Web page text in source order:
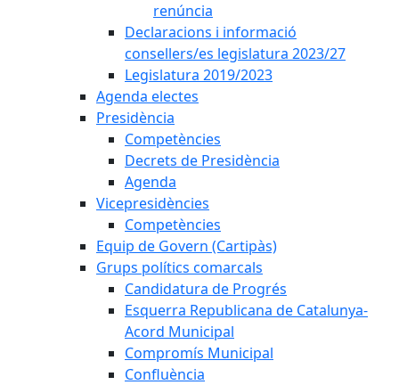
renúncia
Declaracions i informació
consellers/es legislatura 2023/27
Legislatura 2019/2023
Agenda electes
Presidència
Competències
Decrets de Presidència
Agenda
Vicepresidències
Competències
Equip de Govern (Cartipàs)
Grups polítics comarcals
Candidatura de Progrés
Esquerra Republicana de Catalunya-
Acord Municipal
Compromís Municipal
Confluència